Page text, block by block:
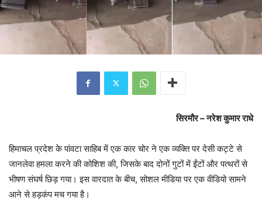
सिरमौर – नरेश कुमार राधे
हिमाचल प्रदेश के पांवटा साहिब में एक कार चोर ने एक व्यक्ति पर देसी कट्टे से
जानलेवा हमला करने की कोशिश की, जिसके बाद दोनों गुटों में ईंटों और पत्थरों से
भीषण संघर्ष छिड़ गया। इस वारदात के बीच, सोशल मीडिया पर एक वीडियो सामने
आने से हड़कंप मच गया है।